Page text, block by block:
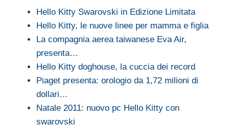
Hello Kitty Swarovski in Edizione Limitata
Hello Kitty, le nuove linee per mamma e figlia
La compagnia aerea taiwanese Eva Air,
presenta…
Hello Kitty doghouse, la cuccia dei record
Piaget presenta: orologio da 1,72 milioni di
dollari…
Natale 2011: nuovo pc Hello Kitty con
swarovski